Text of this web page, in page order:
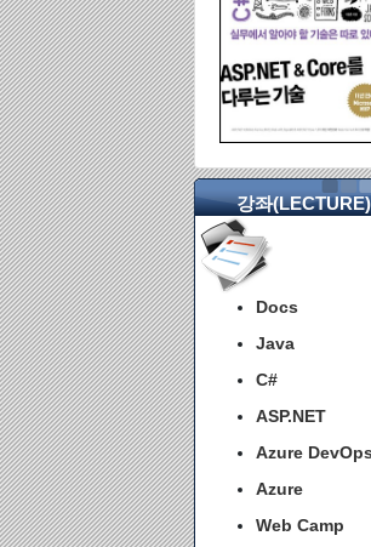
강좌(LECTURE)
Docs
Java
C#
ASP.NET
Azure DevOps
Azure
Web Camp